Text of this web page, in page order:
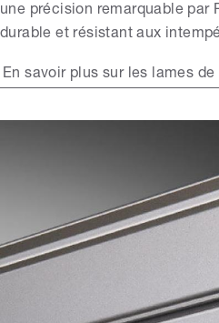
une précision remarquable par
durable et résistant aux
En savoir plus sur les lames